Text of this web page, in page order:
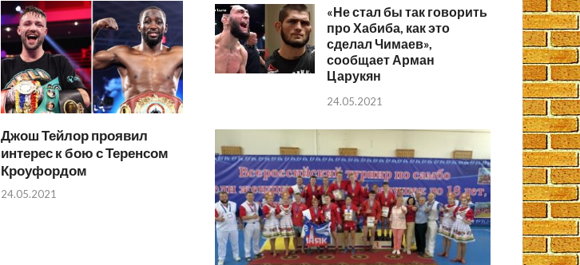
Джош Тейлор проявил
интерес к бою с Теренсом
Кроуфордом
24.05.2021
«Не стал бы так говорить
про Хабиба, как это
сделал Чимаев»,
сообщает Арман
Царукян
24.05.2021